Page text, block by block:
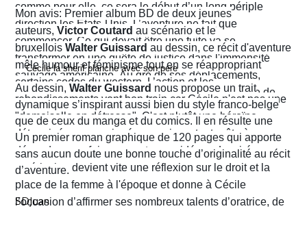
comme pour elle, ce sera le début d’un long périple
direction les États-Unis. L’aventure ne fait que
commencer. Ce qui devait être une fuite va se
transformer en une quête de justice dans l'immensité
sauvage américaine. Au gré de ses déplacements,
Cécile finira contre toute attente par troquer la robe de
juriste contre l'étoile de shérif…
Mon avis: Premier album BD de deux jeunes
auteurs, Victor Coutard au scénario et le
bruxellois Walter Guissard au dessin, ce récit d'aventure
mêle humour et féminisme tout en se réappropriant
certains codes du western. L’action et les
rebondissements vont bon train car Cécile n'est pas une
"demoiselle en détresse". C'est plutôt une héroïne
déterminée, un peu ingénue mais surtout prête à en
découdre pour faire respecter ses idéaux. La virée
américaine devient vite une réflexion sur le droit et la
place de la femme à l'époque et donne à Cécile
l’occasion d’affirmer ses nombreux talents d’oratrice, de
Au dessin, Walter Guissard nous propose un trait
dynamique s’inspirant aussi bien du style franco-belge
que de ceux du manga et du comics. Il en résulte une
narration visuelle hyper dynamique privilégiant le
mouvement et l'énergie, c'est le moins que l'on puisse
dire.
Un premier roman graphique de 120 pages qui apporte
sans aucun doute une bonne touche d’originalité au récit
d’aventure.
SDJuan